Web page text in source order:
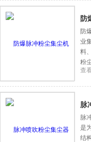
防
防
业
料
粉
查
脉
脉
是
结